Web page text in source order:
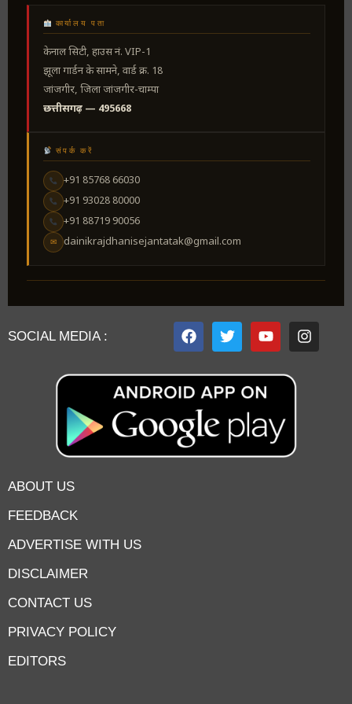
कार्यालय पता
केनाल सिटी, हाउस नं. VIP-1
झूला गार्डन के सामने, वार्ड क्र. 18
जांजगीर, जिला जांजगीर-चाम्पा
छत्तीसगढ़ — 495668
संपर्क करें
+91 85768 66030
+91 93028 80000
+91 88719 90056
✉ dainikrajdhanisejantatak@gmail.com
SOCIAL MEDIA :
ABOUT US
FEEDBACK
ADVERTISE WITH US
DISCLAIMER
CONTACT US
PRIVACY POLICY
EDITORS